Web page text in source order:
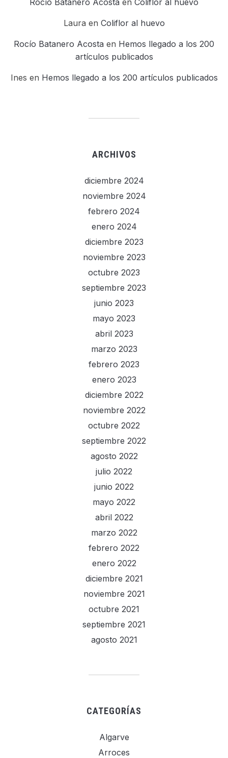
Laura en Coliflor al huevo
Rocío Batanero Acosta en Hemos llegado a los 200
artículos publicados
Ines en Hemos llegado a los 200 artículos publicados
ARCHIVOS
diciembre 2024
noviembre 2024
febrero 2024
enero 2024
diciembre 2023
noviembre 2023
octubre 2023
septiembre 2023
junio 2023
mayo 2023
abril 2023
marzo 2023
febrero 2023
enero 2023
diciembre 2022
noviembre 2022
octubre 2022
septiembre 2022
agosto 2022
julio 2022
junio 2022
mayo 2022
abril 2022
marzo 2022
febrero 2022
enero 2022
diciembre 2021
noviembre 2021
octubre 2021
septiembre 2021
agosto 2021
CATEGORÍAS
Algarve
Arroces